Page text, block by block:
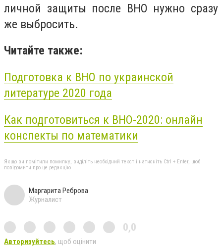
личной защиты после ВНО нужно сразу
же выбросить.
Читайте также:
Подготовка к ВНО по украинской
литературе 2020 года
Как подготовиться к ВНО-2020: онлайн
конспекты по математики
Якщо ви помітили помилку, виділіть необхідний текст і натисніть Ctrl + Enter, щоб
повідомити про це редакцію
Маргарита Реброва
Журналист
0,0
Авторизуйтесь, щоб оцінити